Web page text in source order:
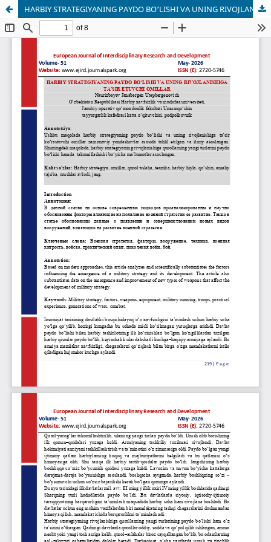
HARBIY STRATEGIYANING PAYDO BO‘LISHI VA UNING RIVOJLANISHIGA TA’SIR ETUVCHI OMILLAR